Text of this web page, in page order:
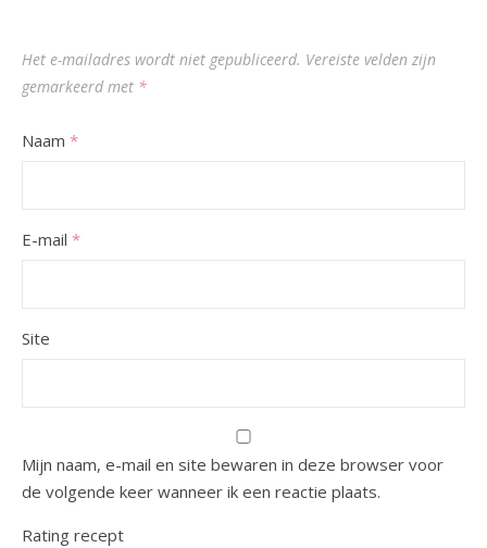
Het e-mailadres wordt niet gepubliceerd. Vereiste velden zijn
gemarkeerd met *
Naam *
E-mail *
Site
Mijn naam, e-mail en site bewaren in deze browser voor
de volgende keer wanneer ik een reactie plaats.
Rating recept